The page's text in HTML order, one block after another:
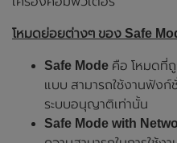
โหมดย่อยต่างๆ ของ Safe
Safe Mode คือ โหมดที่
แบบ สามารถใช้งานฟังก์
ระบบอนุญาติเท่านั้น
Safe Mode with